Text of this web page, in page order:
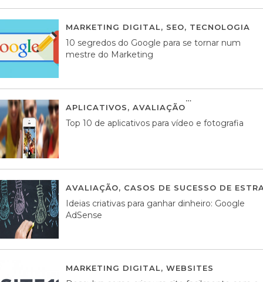
MARKETING DIGITAL, SEO, TECNOLOGIA
10 segredos do Google para se tornar num
mestre do Marketing
APLICATIVOS, AVALIAÇÃO
Top 10 de aplicativos para vídeo e fotografia
AVALIAÇÃO, CASOS DE SUCESSO DE
Ideias criativas para ganhar dinheiro: Google
AdSense
MARKETING DIGITAL, WEBSITES